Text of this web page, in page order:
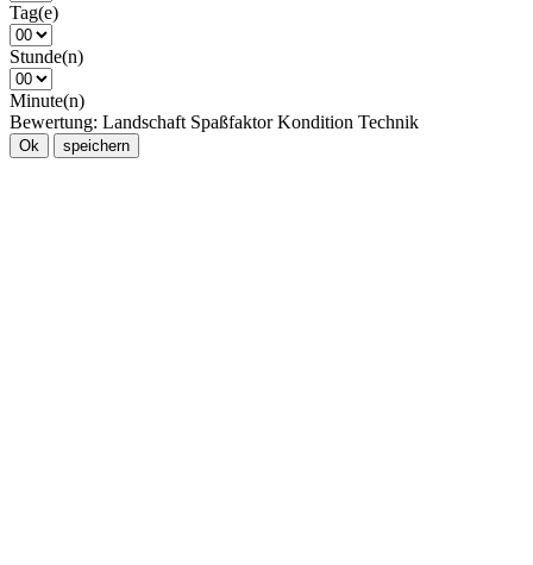
Tag(e)
Stunde(n)
Minute(n)
Bewertung: Landschaft Spaßfaktor Kondition Technik
Ok speichern